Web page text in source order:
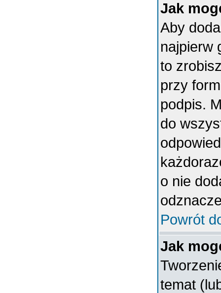
Jak
Aby
najpierw
to
przy
podpis.
do
o nie
Powrót
Jak
temat